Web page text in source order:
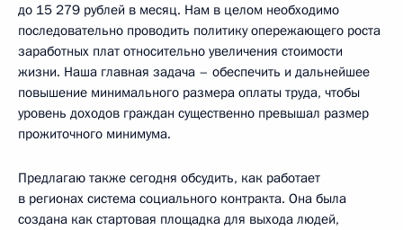
до 15 279 рублей в месяц. Нам в целом необходимо
последовательно проводить политику опережающего роста
заработных плат относительно увеличения стоимости
жизни. Наша главная задача – обеспечить и дальнейшее
повышение минимального размера оплаты труда, чтобы
уровень доходов граждан существенно превышал размер
прожиточного минимума.
Предлагаю также сегодня обсудить, как работает
в регионах система социального контракта. Она была
создана как стартовая площадка для выхода людей,